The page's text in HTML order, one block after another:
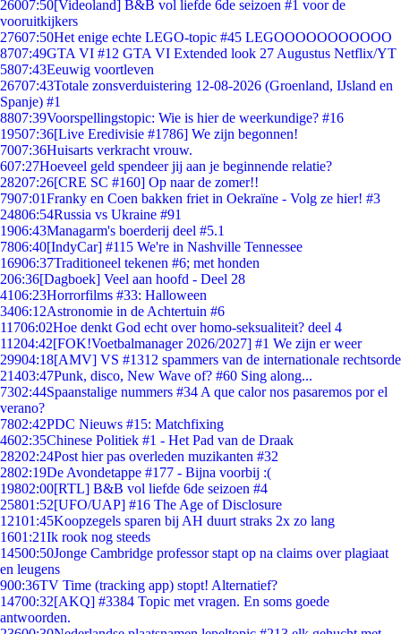
26007:50[Videoland] B&B vol liefde 6de seizoen #1 voor de
vooruitkijkers
27607:50Het enige echte LEGO-topic #45 LEGOOOOOOOOOOO
8707:49GTA VI #12 GTA VI Extended look 27 Augustus Netflix/YT
5807:43Eeuwig voortleven
26707:43Totale zonsverduistering 12-08-2026 (Groenland, IJsland en
Spanje) #1
8807:39Voorspellingstopic: Wie is hier de weerkundige? #16
19507:36[Live Eredivisie #1786] We zijn begonnen!
7007:36Huisarts verkracht vrouw.
607:27Hoeveel geld spendeer jij aan je beginnende relatie?
28207:26[CRE SC #160] Op naar de zomer!!
7907:01Franky en Coen bakken friet in Oekraïne - Volg ze hier! #3
24806:54Russia vs Ukraine #91
1906:43Managarm's boerderij deel #5.1
7806:40[IndyCar] #115 We're in Nashville Tennessee
16906:37Traditioneel tekenen #6; met honden
206:36[Dagboek] Veel aan hoofd - Deel 28
4106:23Horrorfilms #33: Halloween
3406:12Astronomie in de Achtertuin #6
11706:02Hoe denkt God echt over homo-seksualiteit? deel 4
11204:42[FOK!Voetbalmanager 2026/2027] #1 We zijn er weer
29904:18[AMV] VS #1312 spammers van de internationale rechtsorde
21403:47Punk, disco, New Wave of? #60 Sing along...
7302:44Spaanstalige nummers #34 A que calor nos pasaremos por el
verano?
7802:42PDC Nieuws #15: Matchfixing
4602:35Chinese Politiek #1 - Het Pad van de Draak
28202:24Post hier pas overleden muzikanten #32
2802:19De Avondetappe #177 - Bijna voorbij :(
19802:00[RTL] B&B vol liefde 6de seizoen #4
25801:52[UFO/UAP] #16 The Age of Disclosure
12101:45Koopzegels sparen bij AH duurt straks 2x zo lang
1601:21Ik rook nog steeds
14500:50Jonge Cambridge professor stapt op na claims over plagiaat
en leugens
900:36TV Time (tracking app) stopt! Alternatief?
14700:32[AKQ] #3384 Topic met vragen. En soms goede
antwoorden.